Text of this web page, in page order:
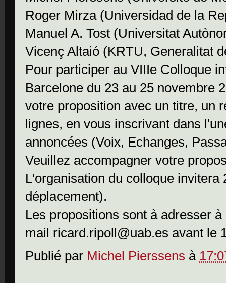
Roger Mirza (Universidad de la
Manuel A. Tost (Universitat
Vicenç Altaió (KRTU, Generalitat
Pour participer au VIIIe Colloque
Barcelone du 23 au 25 novembre
votre proposition avec un titre, un
lignes, en vous inscrivant dans
annoncées (Voix, Echanges,
Veuillez accompagner votre
L'organisation du colloque
déplacement).
Les propositions sont à adresser
mail ricard.ripoll@uab.es avant le
Publié par Michel Pierssens à